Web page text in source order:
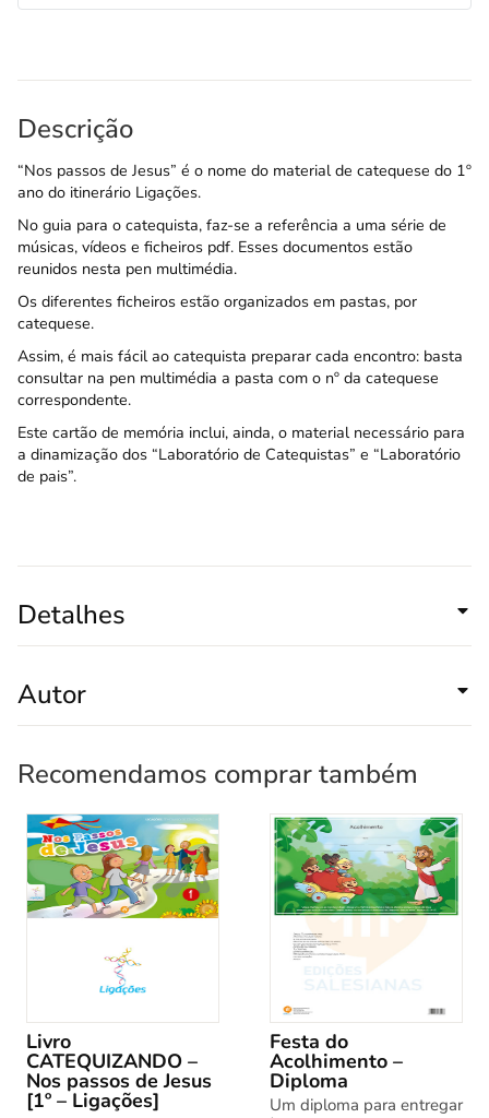
Descrição
“Nos passos de Jesus” é o nome do material de catequese do 1º
ano do itinerário Ligações.
No guia para o catequista, faz-se a referência a uma série de
músicas, vídeos e ficheiros pdf. Esses documentos estão
reunidos nesta pen multimédia.
Os diferentes ficheiros estão organizados em pastas, por
catequese.
Assim, é mais fácil ao catequista preparar cada encontro: basta
consultar na pen multimédia a pasta com o nº da catequese
correspondente.
Este cartão de memória inclui, ainda, o material necessário para
a dinamização dos “Laboratório de Catequistas” e “Laboratório
de pais”.
Detalhes
Autor
Recomendamos comprar também
Livro
CATEQUIZANDO –
Nos passos de Jesus
[1º – Ligações]
Festa do
Acolhimento –
Diploma
Um diploma para entregar